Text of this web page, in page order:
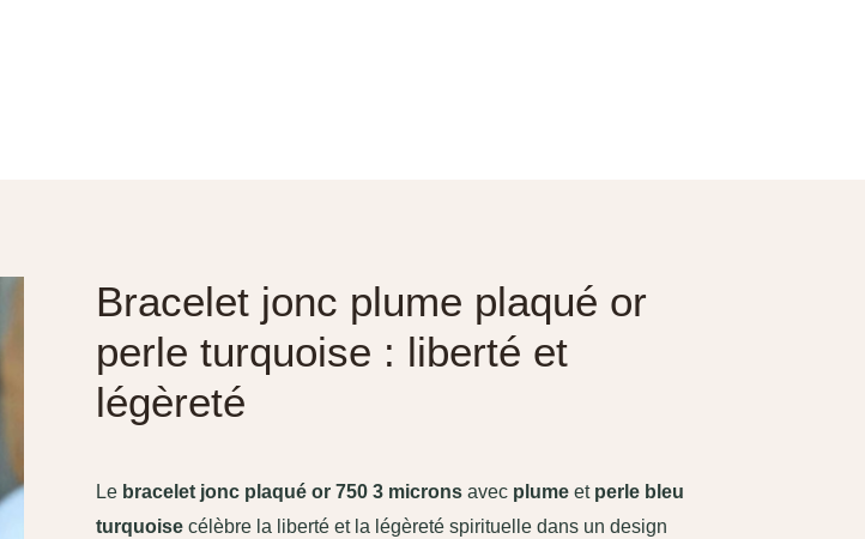
Bracelet jonc plume plaqué or
perle turquoise : liberté et
légèreté
Le bracelet jonc plaqué or 750 3 micronsavec plumeet perle bleu
turquoisecélèbre la liberté et la légèreté spirituelle dans un design